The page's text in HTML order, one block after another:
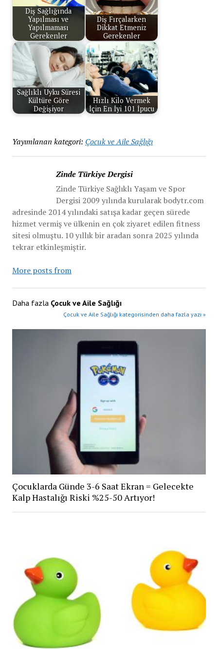
Diş Sağlığında
Yapılması ve
Yapılmaması
Gerekenler
Diş Fırçalarken
Dikkat Etmeniz
Gerekenler
Sağlıklı Uyku Süresi
Kültüre Göre
Değişiyor
Hızlı Kilo Vermek
İçin En İyi 101 İpucu
Yayımlanan kategori: Çocuk ve Aile Sağlığı
Zinde Türkiye Dergisi
Zinde Türkiye Sağlıklı Yaşam ve Spor
Dergisi 2009 yılında kurularak bodytr.com
adresinde 2014 yılındaki satışa kadar geçen sürede
hizmet vermiş ve ülkenin en çok ziyaret edilen fitness
sitesi olmuştu. 10 yıllık bir aradan sonra 2025 yılında
tekrar etkinleşmiştir.
More posts from
Daha fazla Çocuk ve Aile Sağlığı
Çocuk ve Aile Sağlığı kategorisinden daha fazla yazı »
Çocuklarda Günde 3-6 Saat Ekran = Gelecekte
Kalp Hastalığı Riski %25-50 Artıyor!